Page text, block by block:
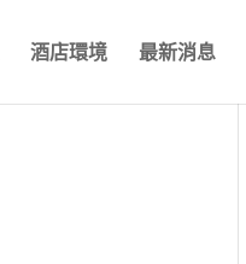
酒店環境 最新消息